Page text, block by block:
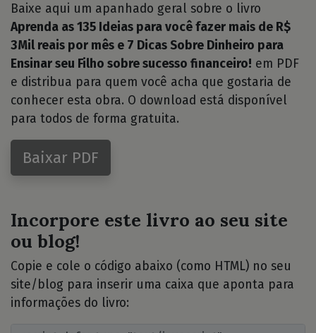
Baixe aqui um apanhado geral sobre o livro
Aprenda as 135 Ideias para você fazer mais de R$
3Mil reais por mês e 7 Dicas Sobre Dinheiro para
Ensinar seu Filho sobre sucesso financeiro! em PDF
e distribua para quem você acha que gostaria de
conhecer esta obra. O download está disponível
para todos de forma gratuita.
Baixar PDF
Incorpore este livro ao seu site
ou blog!
Copie e cole o código abaixo (como HTML) no seu
site/blog para inserir uma caixa que aponta para
informações do livro: